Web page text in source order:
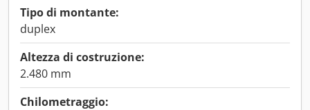
Tipo di montante:
duplex
Altezza di costruzione:
2.480 mm
Chilometraggio: